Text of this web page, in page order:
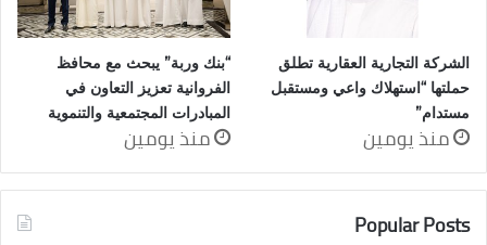
الشركة التجارية العقارية تطلق
حملتها “استهلاك واعي ومستقبل
مستدام”
منذ يومين
“بنك وربة” يبحث مع محافظ
الفروانية تعزيز التعاون في
المبادرات المجتمعية والتنموية
منذ يومين
Popular Posts